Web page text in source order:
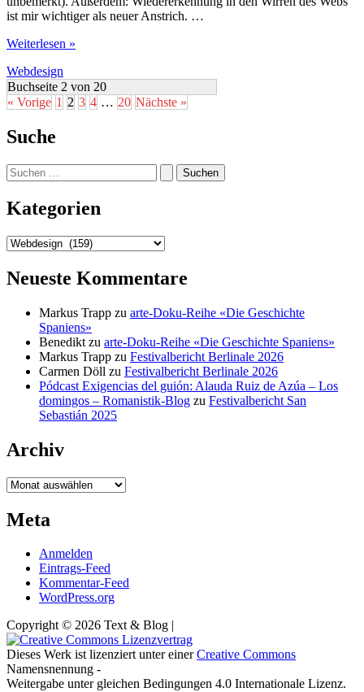
ist mir wichtiger als neuer Anstrich. …
Text
Blog
ab
sofort
3-
spaltigem
Weiterlesen »
Webdesign
Buchseite 2 von 20
« Vorige 1 2 3 4 … 20 Nächste »
Suche
Suchen
nach:
Kategorien
Kategorien
Neueste Kommentare
Markus Trapp zu arte-Doku-Reihe «Die Geschichte
Spaniens»
Benedikt zu arte-Doku-Reihe «Die Geschichte Spaniens»
Markus Trapp zu Festivalbericht Berlinale 2026
Carmen Döll zu Festivalbericht Berlinale 2026
Pódcast Exigencias del guión: Alauda Ruiz de Azúa – Los
domingos – Romanistik-Blog zu Festivalbericht San
Sebastián 2025
Archiv
Archiv
Meta
Anmelden
Eintrags-Feed
Kommentar-Feed
WordPress.org
Copyright © 2026 Text & Blog |
Dieses Werk ist lizenziert unter einerCreative Commons
Namensnennung -
Weitergabe unter gleichen Bedingungen 4.0 Internationale Lizenz.